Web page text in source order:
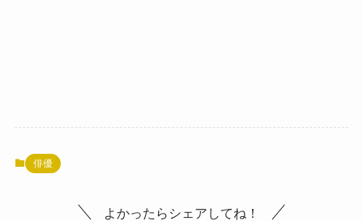
俳優
よかったらシェアしてね！